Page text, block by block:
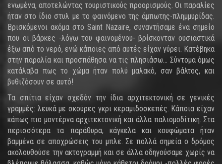
ενωμένα, αποτελώντας τουριστικούς προορισμούς. Οι παραλίες
ήταν στο ίδιο στυλ με το φαινόμενο της άμπωτης-πλημμυρίδας.
Βρισκόμενοι ακόμα στο Saint Nazaire, συναντήσαμε ένα σημείο
που οι βάρκες -λόγω του φαινομένου- βρίσκονταν ουσιαστικά
έξω από το νερό, ενώ κάποιες από αυτές είχαν γύρει. Κατέβηκα
στην παραλία και προσπάθησα να τις πλησιάσω... Σύντομα όμως
κατάλαβα πως το χώμα ήταν πολύ μαλακό, σαν βάλτος, και
βυθιζόσουν σε αυτό!
Τα σπίτια είχαν σχεδόν την ίδια αρχιτεκτονική σε γενικές
γραμμές: λευκά με σκούρες γκρι κεραμιδοσκεπές. Κάποια είχαν
κάπως πιο μοντέρνα αρχιτεκτονική και άλλα παλιομοδίτικη. Στα
περισσότερα τα παράθυρα, κάγκελα και κουφώματα ήταν
βαμμένα σε αποχρώσεις του μπλε. Σε πολλά σημεία ο δρόμος
ακολουθούσε την ακτογραμμή και σε άλλα οδηγούσαμε χωρίς να